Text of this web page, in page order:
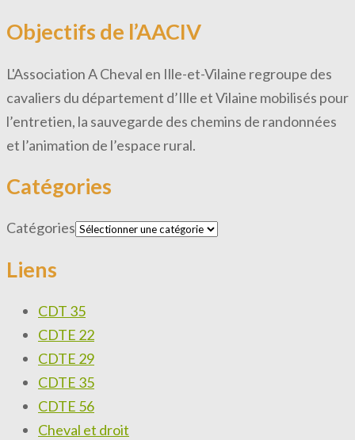
Objectifs de l’AACIV
L'Association A Cheval en Ille-et-Vilaine regroupe des
cavaliers du département d’Ille et Vilaine mobilisés pour
l’entretien, la sauvegarde des chemins de randonnées
et l’animation de l’espace rural.
Catégories
Catégories
Liens
CDT 35
CDTE 22
CDTE 29
CDTE 35
CDTE 56
Cheval et droit